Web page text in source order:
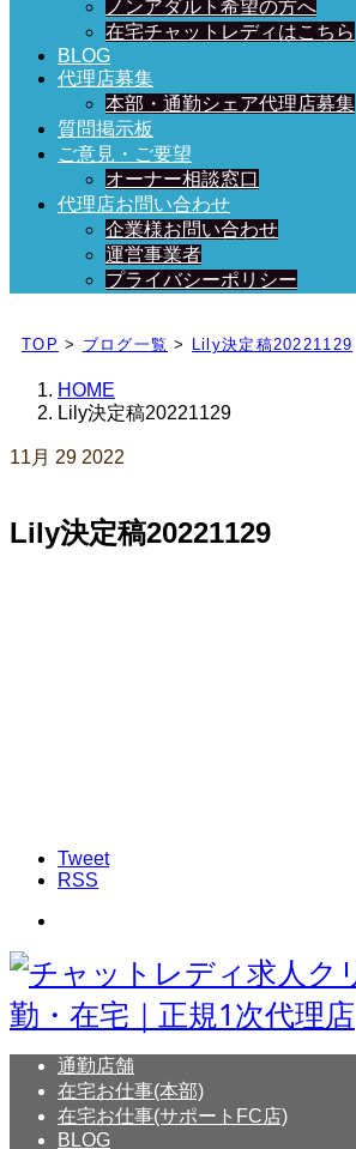
ノンアダルト希望の方へ
在宅チャットレディはこちら
BLOG
代理店募集
本部・通勤シェア代理店募集
質問掲示板
ご意見・ご要望
オーナー相談窓口
代理店お問い合わせ
企業様お問い合わせ
運営事業者
プライバシーポリシー
日々、ブログを更新中！
TOP > ブログ一覧 > Lily決定稿20221129
HOME
Lily決定稿20221129
11月 29 2022
Lily決定稿20221129
Tweet
RSS
通勤店舗
在宅お仕事(本部)
在宅お仕事(サポートFC店)
BLOG